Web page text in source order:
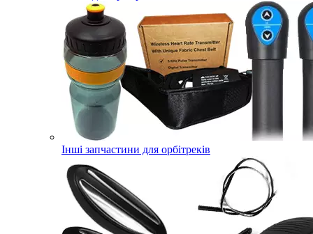
Інші запчастини для орбітреків